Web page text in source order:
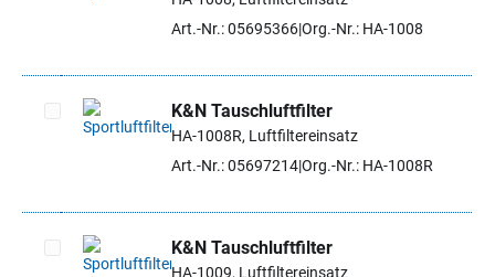
Artikel auswählenArt.-Nr.: 05695366Org.-Nr.: HA-1008
Artikel auswählen
K&N Tauschluftfilter
HA-1008R, Luftfiltereinsatz
Art.-Nr.: 05697214Org.-Nr.: HA-1008R
K&N Tauschluftfilter
HA-1009, Luftfiltereinsatz